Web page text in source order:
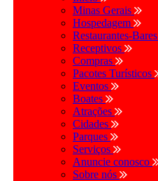
Minas Gerais
Hospedagem
Restaurantes-Bares
Receptivos
Compras
Pacotes Turísticos
Eventos
Boates
Atrações
Cidades
Parques
Serviços
Anuncie conosco
Sobre nós